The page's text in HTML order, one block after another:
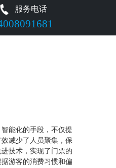
服务电话
能化的手段，不仅提
减少了人员聚集，保
技术，实现了门票的
游客的消费习惯和偏